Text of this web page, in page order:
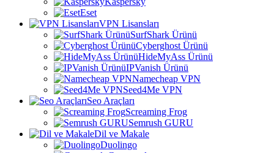
Eset
VPN Lisansları
SurfShark Ürünü
Cyberghost Ürünü
HideMyAss Ürünü
IPVanish Ürünü
Namecheap VPN
Seed4Me VPN
Seo Araçları
Screaming Frog
Semrush GURU
Dil ve Makale
Duolingo